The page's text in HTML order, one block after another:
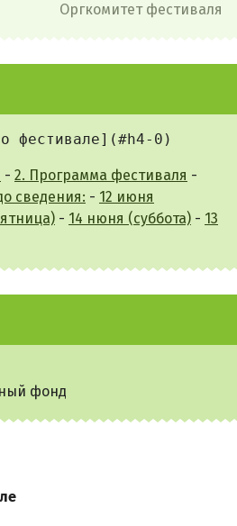
Оргкомитет фестиваля
- 2. Программа фестиваля -
сведения: - 12 июня
- 14 нюня (суббота) - 13
фонд